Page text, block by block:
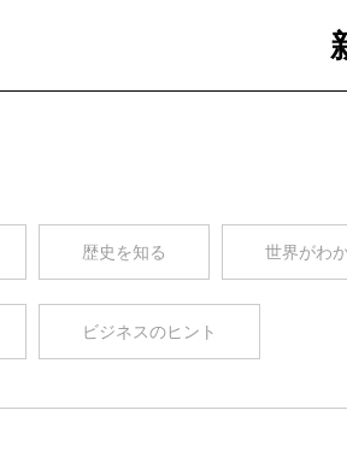
歴史を知る 世界がわ
ビジネスのヒント